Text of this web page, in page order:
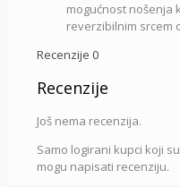
mogućnost nošenja
reverzibilnim srcem
Recenzije 0
Recenzije
Još nema recenzija.
Samo logirani kupci koji
mogu napisati recenziju.